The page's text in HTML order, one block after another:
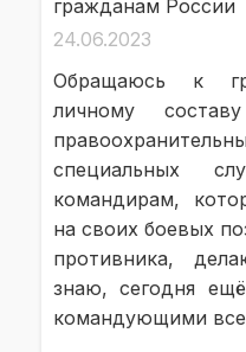
гражданам России
24.06.2023
Обращаюсь к
личному
специальных
командирам,
на своих боевых
противника,
знаю, сегодня
командующими